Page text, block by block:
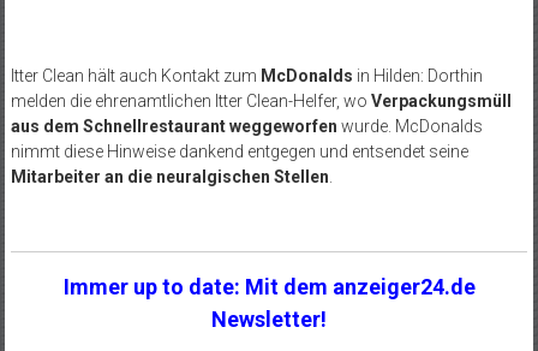
Itter Clean hält auch Kontakt zum McDonalds in Hilden: Dorthin
melden die ehrenamtlichen Itter Clean-Helfer, wo Verpackungsmüll
aus dem Schnellrestaurant weggeworfen wurde. McDonalds
nimmt diese Hinweise dankend entgegen und entsendet seine
Mitarbeiter an die neuralgischen Stellen
Immer up to date: Mit dem anzeiger24.de
Newsletter!